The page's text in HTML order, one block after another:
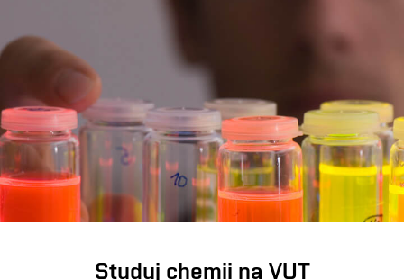
Studuj chemii na VUT